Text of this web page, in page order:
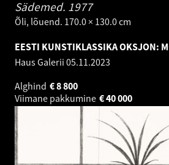
Sädemed. 1977
Õli, lõuend. 170.0 × 130.0 cm
EESTI KUNSTIKLASSIKA OKSJON:
Haus Galerii 05.11.2023
Alghind
8 800
€
Viimane pakkumine
40 000
€